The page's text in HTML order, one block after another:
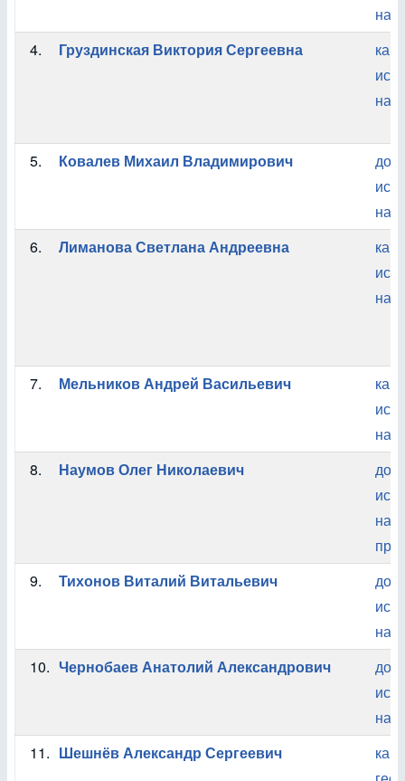
наук
4.
Груздинская Виктория Сергеевна
наук
5. Ковалев Михаил Владимирович
наук
6.
Лиманова Светлана Андреевна
наук
7. Мельников Андрей Васильевич
наук
8.
Наумов Олег Николаевич
наук
9.
Тихонов Виталий Витальевич
наук
10. Чернобаев Анатолий Александрович
наук
11. Шешнёв Александр Сергеевич